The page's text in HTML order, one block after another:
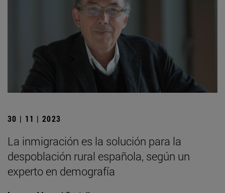
30 | 11 | 2023
La inmigración es la solución para la
despoblación rural española, según un
experto en demografía